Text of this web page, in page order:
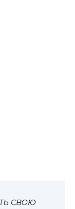
СВОЮ